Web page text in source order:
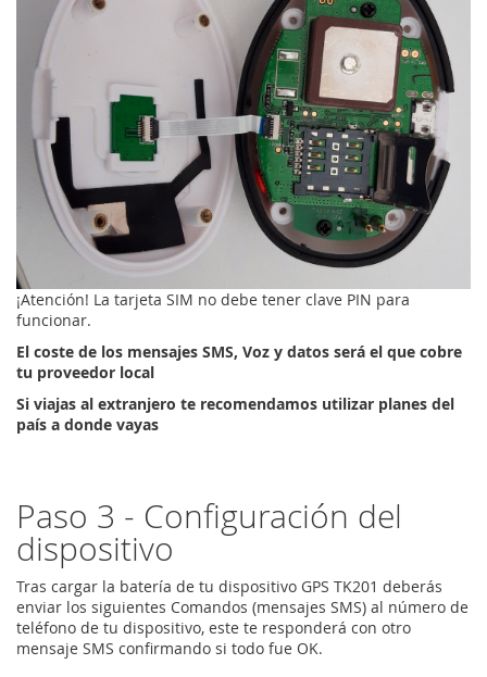
¡Atención! La tarjeta SIM no debe tener clave PIN para
funcionar.
El coste de los mensajes SMS, Voz y datos será el que cobre
tu proveedor local
Si viajas al extranjero te recomendamos utilizar planes del
país a donde vayas
Paso 3 - Configuración del
dispositivo
Tras cargar la batería de tu dispositivo GPS TK201 deberás
enviar los siguientes Comandos (mensajes SMS) al número de
teléfono de tu dispositivo, este te responderá con otro
mensaje SMS confirmando si todo fue OK.